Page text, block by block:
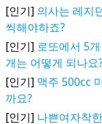
[인기] 의사는 레지
씩해야하죠?
[인기] 로또에서 5
개는 어떻게 되나요
[인기] 맥주 500cc
까요?
[인기] 나쁜여자착